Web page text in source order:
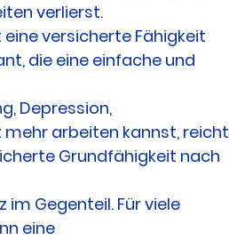
verlierst.
versicherte Fähigkeit
die eine einfache und
Depression,
arbeiten kannst, reicht
Grundfähigkeit nach
Gegenteil. Für viele
eine